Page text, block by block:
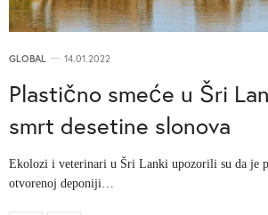
GLOBAL 14.01.2022
Plastično smeće u Šri
smrt desetine slonova
Ekolozi i veterinari u Šri Lanki upozorili su da je
otvorenoj deponiji…